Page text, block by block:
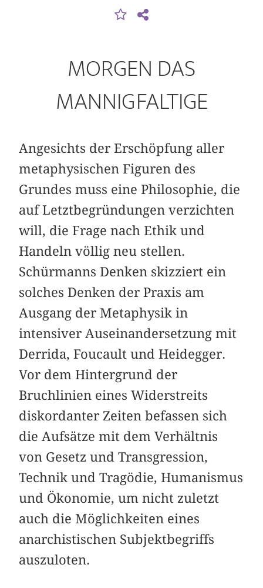
MORGEN DAS
MANNIGFALTIGE
Angesichts der Erschöpfung aller
metaphysischen Figuren des
Grundes muss eine ­Philosophie, die
auf Letztbegründungen verzichten
will, die Frage nach Ethik und
Handeln völlig neu stellen.
Schürmanns Denken skizziert ein
solches Denken der Praxis am
Ausgang der Metaphysik in
intensiver Auseinandersetzung mit
Derrida, Foucault und ­Heidegger.
Vor dem Hintergrund der
Bruchlinien eines Widerstreits
diskordanter Zeiten befassen sich
die Aufsätze mit dem Verhältnis
von Gesetz und Transgression,
Technik und Tragödie, Humanismus
und Ökonomie, um nicht zuletzt
auch die Möglichkeiten eines
anarchistischen Subjekt­­begriffs
auszuloten.